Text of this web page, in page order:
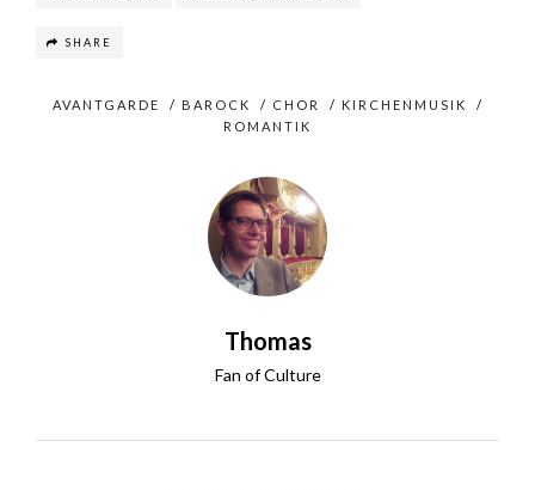
SHARE
AVANTGARDE / BAROCK / CHOR / KIRCHENMUSIK
/
ROMANTIK
Thomas
Fan of Culture